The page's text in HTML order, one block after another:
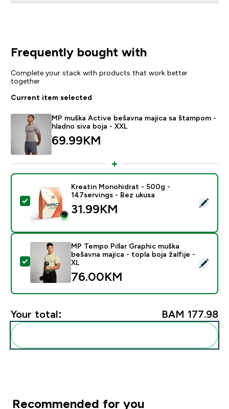
Frequently bought with
Complete your stack with products that work better
together
Current item selected
MP muška Active bešavna majica sa štampom -
hladno siva boja - XXL
69.99KM‎
Select this product - Kreatin Monohidrat - 500g -
Kreatin Monohidrat - 500g -
147servings - Bez ukusa
31.99KM‎
Select this product - MP Tempo Pillar Graphic muška
MP Tempo Pillar Graphic muška
bešavna majica - topla boja žalfije -
XL
76.00KM‎
Your total: BAM 177.98‎
Recommended for you